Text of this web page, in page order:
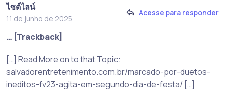
ไซด์ไลน์
11 de junho de 2025
Acesse para responder
… [Trackback]
[…] Read More on to that Topic:
salvadorentretenimento.com.br/marcado-por-duetos-
ineditos-fv23-agita-em-segundo-dia-de-festa/ […]